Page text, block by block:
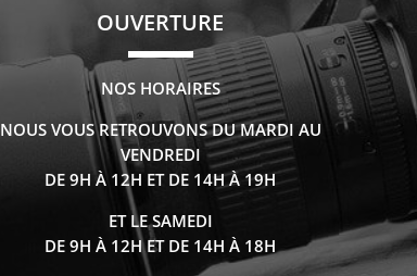
OUVERTURE
NOS HORAIRES
NOUS VOUS RETROUVONS DU MARDI AU
VENDREDI
DE 9H À 12H ET DE 14H À 19H
ET LE SAMEDI
DE 9H À 12H ET DE 14H À 18H